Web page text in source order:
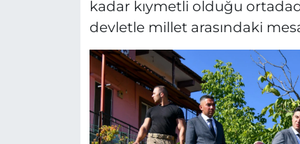
kadar kıymetli olduğu
devletle millet arasındaki